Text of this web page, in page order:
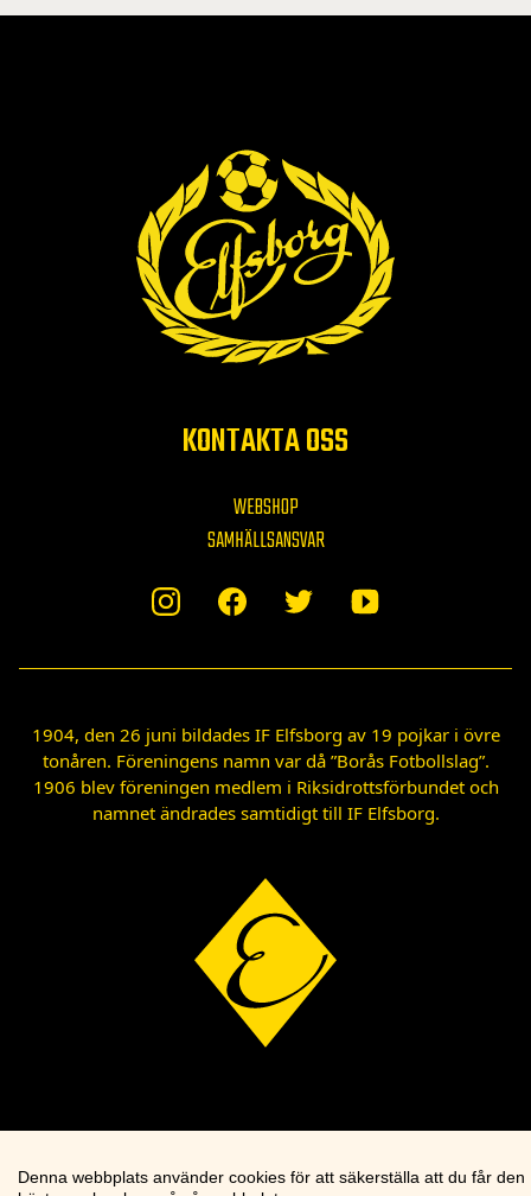
KONTAKTA OSS
WEBSHOP
SAMHÄLLSANSVAR
1904, den 26 juni bildades IF Elfsborg av 19 pojkar i övre
tonåren. Föreningens namn var då ”Borås Fotbollslag”.
1906 blev föreningen medlem i Riksidrottsförbundet och
namnet ändrades samtidigt till IF Elfsborg.
Denna webbplats använder cookies för att säkerställa att du får den